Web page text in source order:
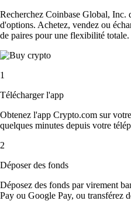
Recherchez Coinbase Global, Inc.
d'options. Achetez, vendez ou
de paires pour une flexibilité totale.
1
Télécharger l'app
Obtenez l'app Crypto.com sur
quelques minutes depuis votre
2
Déposer des fonds
Déposez des fonds par virement
Pay ou Google Pay, ou transférez